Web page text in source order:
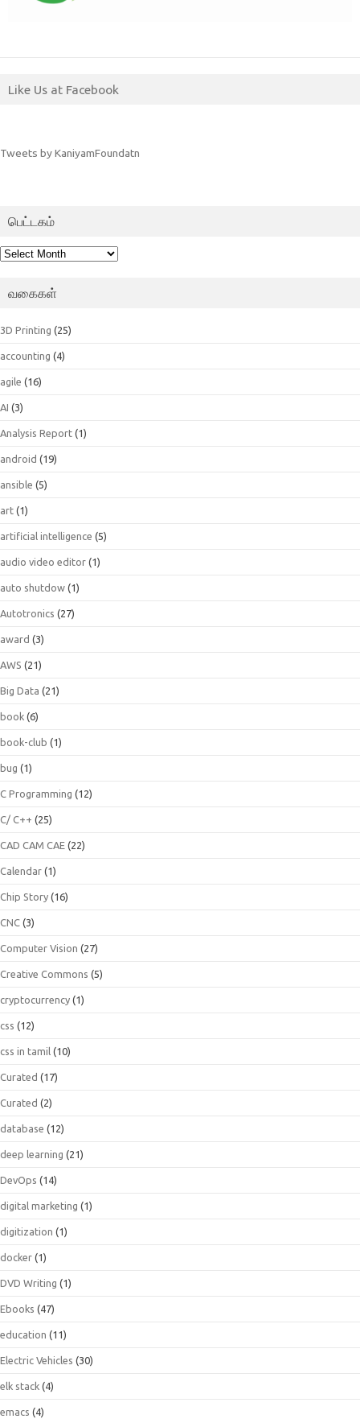
Like Us at Facebook
Tweets by KaniyamFoundatn
பெட்டகம்
பெட்டகம்
வகைகள்
3D Printing (25)
accounting (4)
agile (16)
AI (3)
Analysis Report (1)
android (19)
ansible (5)
art (1)
artificial intelligence (5)
audio video editor (1)
auto shutdow (1)
Autotronics (27)
award (3)
AWS (21)
Big Data (21)
book (6)
book-club (1)
bug (1)
C Programming (12)
C/ C++ (25)
CAD CAM CAE (22)
Calendar (1)
Chip Story (16)
CNC (3)
Computer Vision (27)
Creative Commons (5)
cryptocurrency (1)
css (12)
css in tamil (10)
Curated (17)
Curated (2)
database (12)
deep learning (21)
DevOps (14)
digital marketing (1)
digitization (1)
docker (1)
DVD Writing (1)
Ebooks (47)
education (11)
Electric Vehicles (30)
elk stack (4)
emacs (4)